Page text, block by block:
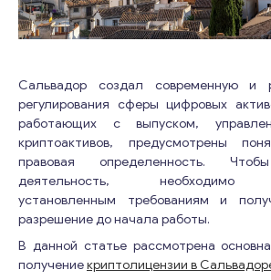
Сальвадор создал современную и
регулирования сферы цифровых
работающих с выпуском,
криптоактивов, предусмотрены
правовая определенность.
деятельность, необходимо
установленным требованиям и
разрешение до начала работы.
В данной статье рассмотрена
получениекриптолицензии в